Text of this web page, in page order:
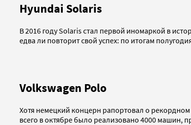
Hyundai Solaris
В 2016 году Solaris стал первой иномаркой в
едва ли повторит свой успех: по итогам
Volkswagen Polo
Хотя немецкий концерн рапортовал о
всего в октябре было реализовано 4000 машин,